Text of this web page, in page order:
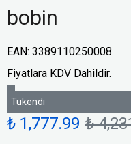
bobin
EAN: 3389110250008
Fiyatlara KDV Dahildir.
Tükendi
₺ 1,777.99 ₺